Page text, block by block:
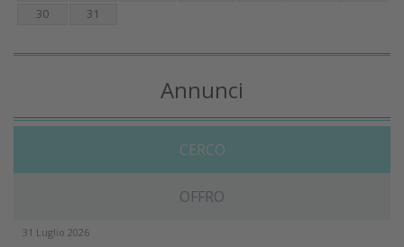
30
31
Annunci
CERCO
OFFRO
31 Luglio 2026